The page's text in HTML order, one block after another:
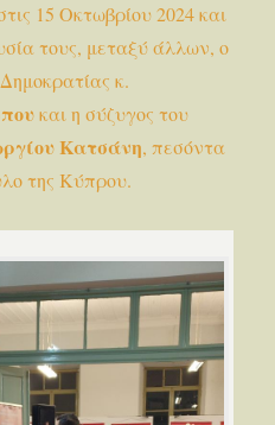
15 Οκτωβρίου 2024 και
τους, μεταξύ άλλων, ο
κ.
και η σύζυγος του
Κατσάνη, πεσόντα
της Κύπρου.